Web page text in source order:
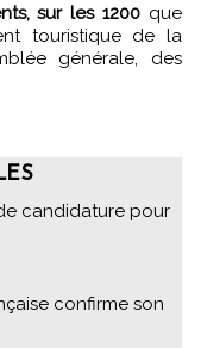
sur les 1200 que
touristique de la
générale, des
candidature pour
confirme son